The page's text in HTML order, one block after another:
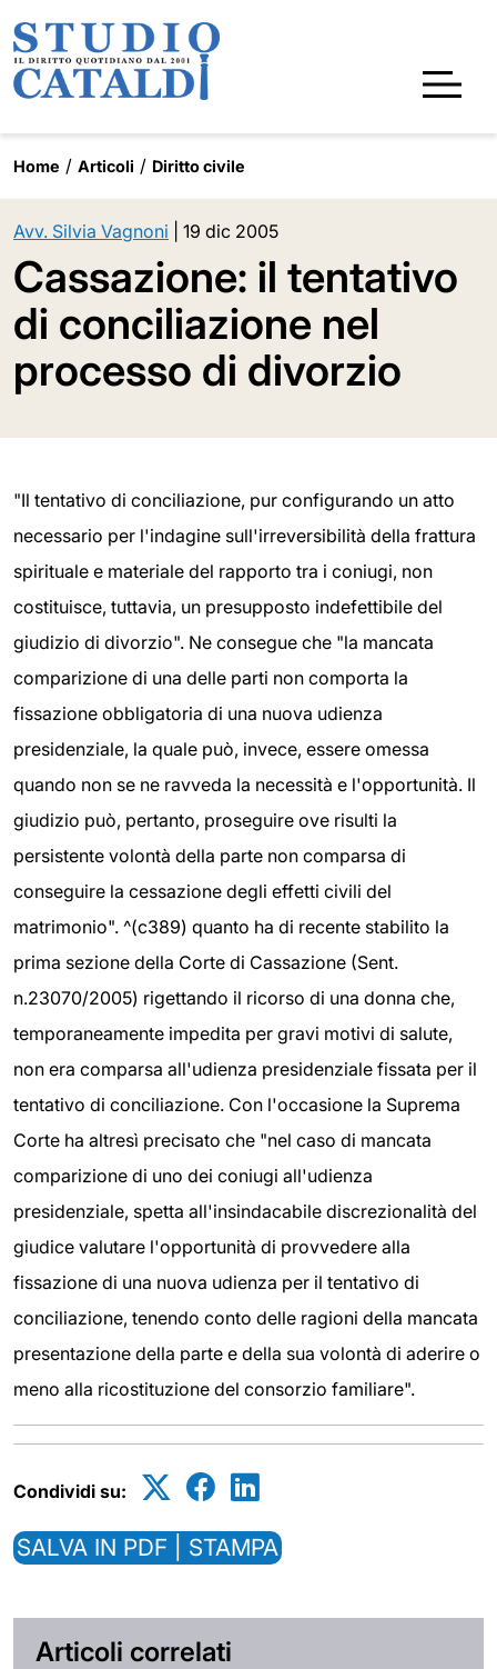
Home Articoli Diritto civile
Avv. Silvia Vagnoni 19 dic 2005
Cassazione: il tentativo
di conciliazione nel
processo di divorzio
"Il tentativo di conciliazione, pur configurando un atto
necessario per l'indagine sull'irreversibilità della frattura
spirituale e materiale del rapporto tra i coniugi, non
costituisce, tuttavia, un presupposto indefettibile del
giudizio di divorzio". Ne consegue che "la mancata
comparizione di una delle parti non comporta la
fissazione obbligatoria di una nuova udienza
presidenziale, la quale può, invece, essere omessa
quando non se ne ravveda la necessità e l'opportunità. Il
giudizio può, pertanto, proseguire ove risulti la
persistente volontà della parte non comparsa di
conseguire la cessazione degli effetti civili del
matrimonio". ^(c389) quanto ha di recente stabilito la
prima sezione della Corte di Cassazione (Sent.
n.23070/2005) rigettando il ricorso di una donna che,
temporaneamente impedita per gravi motivi di salute,
non era comparsa all'udienza presidenziale fissata per il
tentativo di conciliazione. Con l'occasione la Suprema
Corte ha altresì precisato che "nel caso di mancata
comparizione di uno dei coniugi all'udienza
presidenziale, spetta all'insindacabile discrezionalità del
giudice valutare l'opportunità di provvedere alla
fissazione di una nuova udienza per il tentativo di
conciliazione, tenendo conto delle ragioni della mancata
presentazione della parte e della sua volontà di aderire o
meno alla ricostituzione del consorzio familiare".
Condividi su:
SALVA IN PDF | STAMPA
Articoli correlati